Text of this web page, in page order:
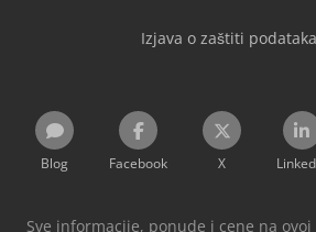
Izjava o zaštiti podataka
Blog Facebook X
Sve informacije, ponude i cene na